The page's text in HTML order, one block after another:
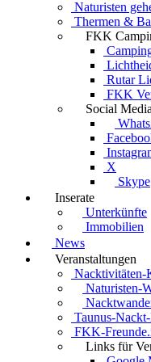
Naturisten
Thermen &
FKK
Rutar
FKK
Social Media
X
Skype
Inserate
Unterkünfte
Immobilien
News
Veranstaltungen
Nacktivitäten-
Naturisten-
Taunus-
FKK-
Links für